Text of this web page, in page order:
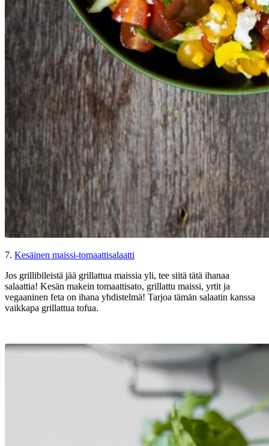
7. Kesäinen maissi-tomaattisalaatti
Jos grillibileistä jää grillattua maissia yli, tee siitä tätä ihanaa
salaattia! Kesän makein tomaattisato, grillattu maissi, yrtit ja
vegaaninen feta on ihana yhdistelmä! Tarjoa tämän salaatin kanssa
vaikkapa grillattua tofua.